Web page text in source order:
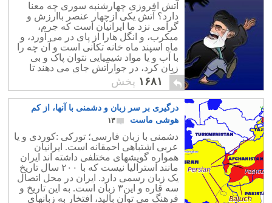
آتش افروزی چهارشنبه سوری چه معنا
دارد؟ آتش یکی ازچهار عنصر باارزش و
گرامی نزد ما ایرانیان است که جرم،
میکرب، و انگل هارا از پای در می آورد، و
ماه اسپند ماه خانه تکانی است و آن چه را
با آب و یا مواد شیمیایی نتوان پاک و بی
زیان کرد، در جوارآتش جای می دهند تا
انگل و میکرب های خود را از دست بدهد.
۱۶۸۱ پخش
درگیری بر سر زبان و دشمنی با آنها، از کم
هوشی ماست
۱۳
دشمنی با زبان فارسی؛ تورکی :کوردی و یا
عربی اشتباهی احمقانه است. ایرانیان
همواره گویشهای مختلفی داشته اند ایران
مانند استرالیا نیست که با ۲۰۰ سال تاریخ
یک زبان رسمی دارد. ایران در محل اتصال
سه قاره و این۳ زبان است. به این تاریخ و
فرهنگ می توان بالید، افتخار به زبانهای